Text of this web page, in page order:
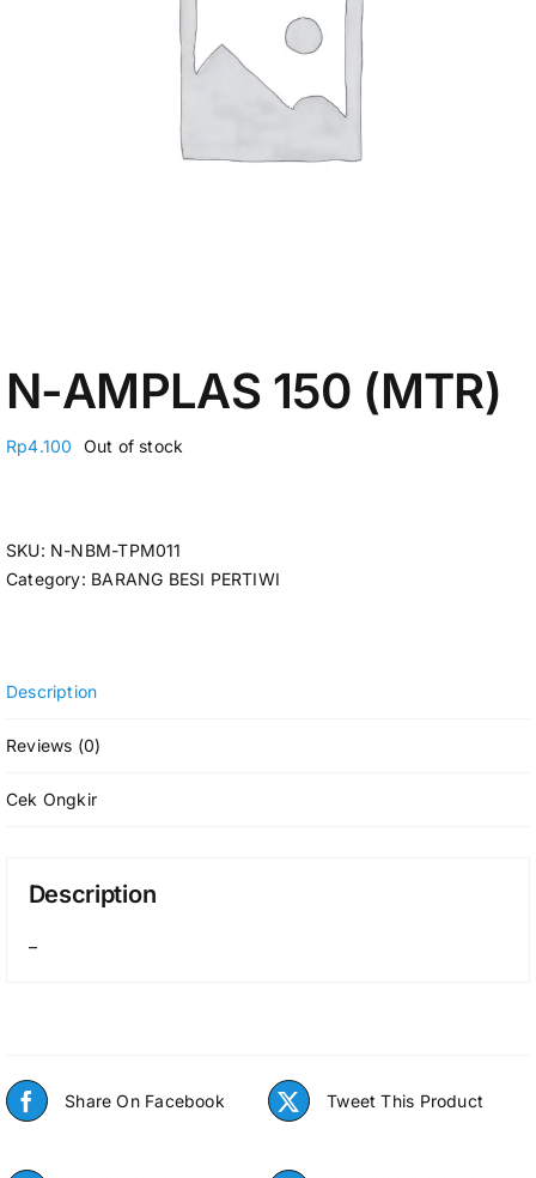
N-AMPLAS 150 (MTR)
Rp4.100 Out of stock
SKU: N-NBM-TPM011
Category: BARANG BESI PERTIWI
Description
Reviews (0)
Cek Ongkir
Description
–
Share On Facebook Tweet This Product